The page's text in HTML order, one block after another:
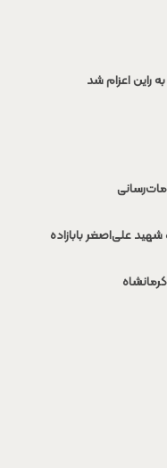
راین اعزام شد
علی‌اصغر بابازاده